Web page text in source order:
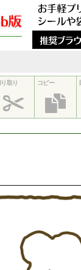
取り コピー